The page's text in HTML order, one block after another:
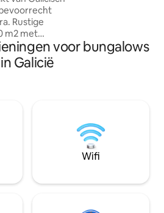
Rustige
m2 met
afwerkingen
toevluchtsoord
in contact
voor zowel
badkamer met
voor 2
cm
Koelkast
ongerepte
kristalhelder
voor bungalows
in Galicië
Wifi